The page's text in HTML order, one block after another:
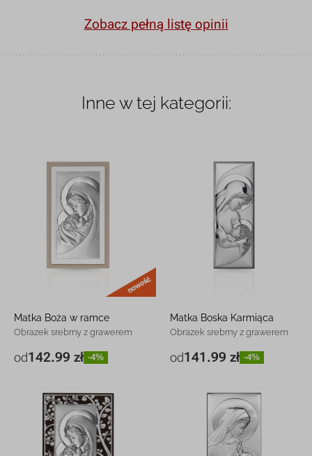
Zobacz pełną listę opinii
Inne w tej kategorii:
Matka Boża w ramce
Obrazek srebrny z grawerem
od142.99 zł -4%
9 x 15 cm 142.99 zł
Matka Boska Karmiąca
Obrazek srebrny z grawerem
od141.99 zł -4%
5,5 x 14,5 cm 141.99 zł